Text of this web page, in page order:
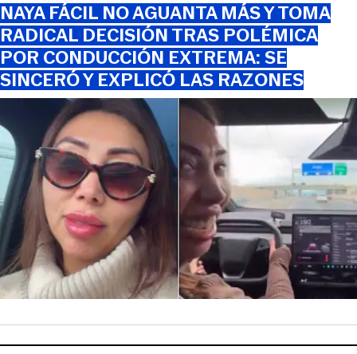
NAYA FÁCIL NO AGUANTA MÁS Y TOMA
RADICAL DECISIÓN TRAS POLÉMICA
POR CONDUCCIÓN EXTREMA: SE
SINCERÓ Y EXPLICÓ LAS RAZONES